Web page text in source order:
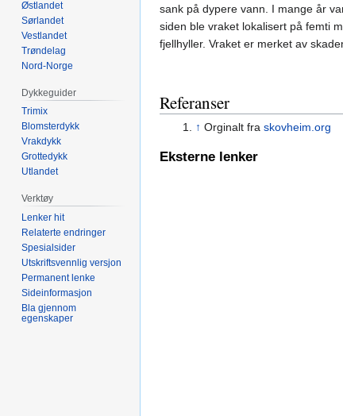
sank på dypere vann. I mange år
siden ble vraket lokalisert på femti
fjellhyller. Vraket er merket av
Referanser
↑ Orginalt fra skovheim.org
Eksterne lenker
Østlandet
Sørlandet
Vestlandet
Trøndelag
Nord-Norge
Dykkeguider
Trimix
Blomsterdykk
Vrakdykk
Grottedykk
Utlandet
Verktøy
Lenker hit
Relaterte endringer
Spesialsider
Utskriftsvennlig versjon
Permanent lenke
Sideinformasjon
Bla gjennom
egenskaper